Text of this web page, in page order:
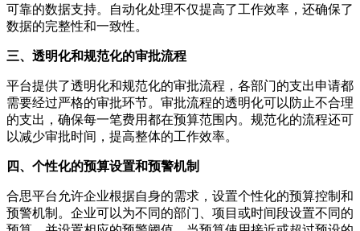
可靠的数据支持。自动化处理不仅提高了工作效率，还确保了
数据的完整性和一致性。
三、透明化和规范化的审批流程
平台提供了透明化和规范化的审批流程，各部门的支出申请都
需要经过严格的审批环节。审批流程的透明化可以防止不合理
的支出，确保每一笔费用都在预算范围内。规范化的流程还可
以减少审批时间，提高整体的工作效率。
四、个性化的预算设置和预警机制
合思平台允许企业根据自身的需求，设置个性化的预算控制和
预警机制。企业可以为不同的部门、项目或时间段设置不同的